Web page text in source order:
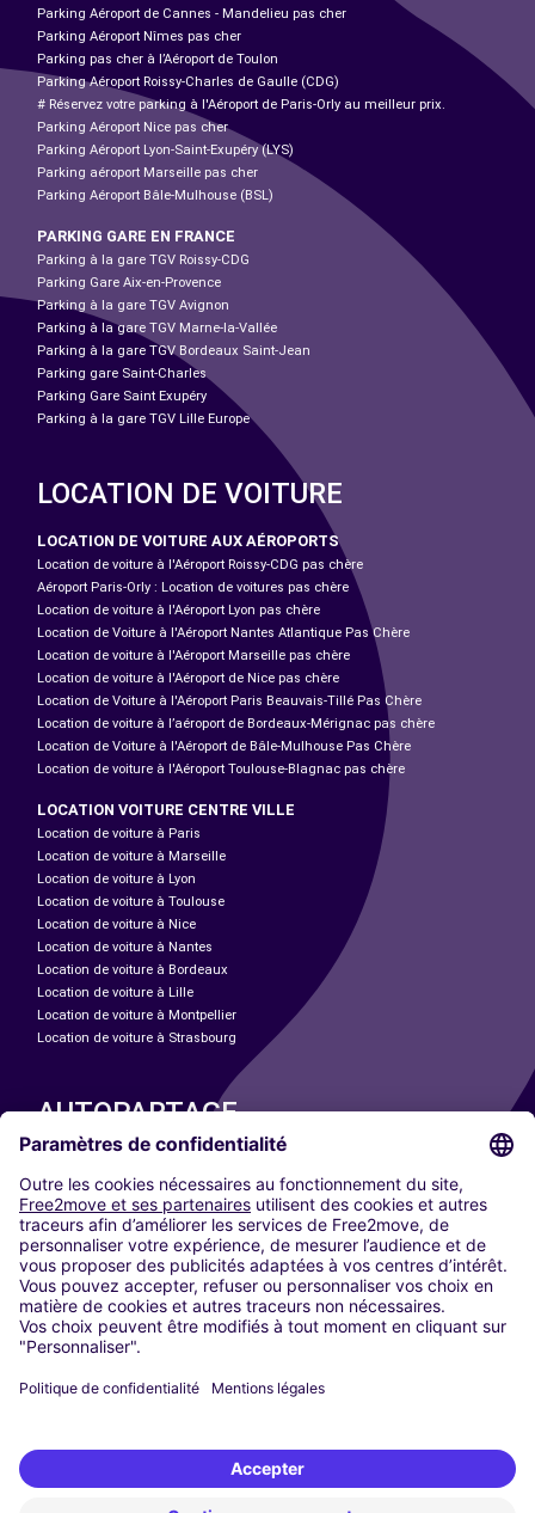
Parking Aéroport de Cannes - Mandelieu pas cher
Parking Aéroport Nîmes pas cher
Parking pas cher à l’Aéroport de Toulon
Parking Aéroport Roissy-Charles de Gaulle (CDG)
# Réservez votre parking à l'Aéroport de Paris-Orly au meilleur prix.
Parking Aéroport Nice pas cher
Parking Aéroport Lyon-Saint-Exupéry (LYS)
Parking aéroport Marseille pas cher
Parking Aéroport Bâle-Mulhouse (BSL)
PARKING GARE EN FRANCE
Parking à la gare TGV Roissy-CDG
Parking Gare Aix-en-Provence
Parking à la gare TGV Avignon
Parking à la gare TGV Marne-la-Vallée
Parking à la gare TGV Bordeaux Saint-Jean
Parking gare Saint-Charles
Parking Gare Saint Exupéry
Parking à la gare TGV Lille Europe
LOCATION DE VOITURE
LOCATION DE VOITURE AUX AÉROPORTS
Location de voiture à l'Aéroport Roissy-CDG pas chère
Aéroport Paris-Orly : Location de voitures pas chère
Location de voiture à l'Aéroport Lyon pas chère
Location de Voiture à l'Aéroport Nantes Atlantique Pas Chère
Location de voiture à l'Aéroport Marseille pas chère
Location de voiture à l'Aéroport de Nice pas chère
Location de Voiture à l'Aéroport Paris Beauvais-Tillé Pas Chère
Location de voiture à l’aéroport de Bordeaux-Mérignac pas chère
Location de Voiture à l'Aéroport de Bâle-Mulhouse Pas Chère
Location de voiture à l'Aéroport Toulouse-Blagnac pas chère
LOCATION VOITURE CENTRE VILLE
Location de voiture à Paris
Location de voiture à Marseille
Location de voiture à Lyon
Location de voiture à Toulouse
Location de voiture à Nice
Location de voiture à Nantes
Location de voiture à Bordeaux
Location de voiture à Lille
Location de voiture à Montpellier
Location de voiture à Strasbourg
AUTOPARTAGE
Paris
Madrid
Washington DC
Milan
Rome
Turin
Vienne
Berlin
Düsseldorf